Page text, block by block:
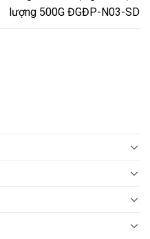
lượng 500G ĐGĐP-N03-SD